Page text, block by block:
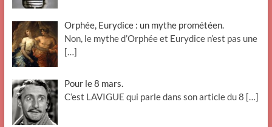
Orphée, Eurydice : un mythe prométéen.
Non, le mythe d’Orphée et Eurydice n’est pas une
[…]
Pour le 8 mars.
C’est LAVIGUE qui parle dans son article du 8 […]